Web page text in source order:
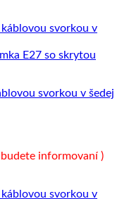
svorkou v šedej
informovaní )